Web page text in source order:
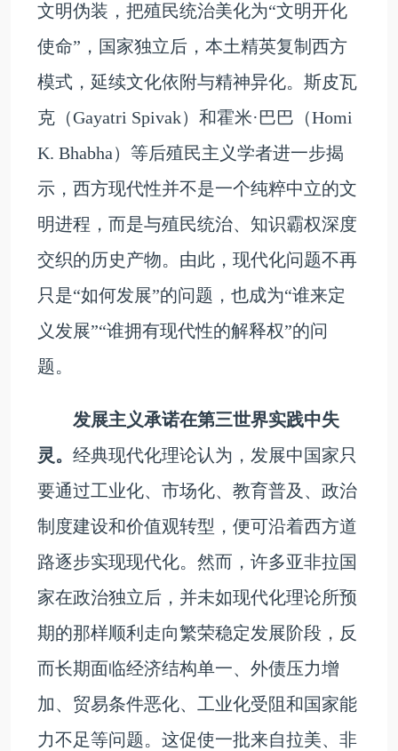
文明伪装，把殖民统治美化为“文明开化
使命”，国家独立后，本土精英复制西方
模式，延续文化依附与精神异化。斯皮瓦
克（Gayatri Spivak）和霍米·巴巴（Homi
K. Bhabha）等后殖民主义学者进一步揭
示，西方现代性并不是一个纯粹中立的文
明进程，而是与殖民统治、知识霸权深度
交织的历史产物。由此，现代化问题不再
只是“如何发展”的问题，也成为“谁来定
义发展”“谁拥有现代性的解释权”的问
题。
发展主义承诺在第三世界实践中失
灵。 经典现代化理论认为，发展中国家只
要通过工业化、市场化、教育普及、政治
制度建设和价值观转型，便可沿着西方道
路逐步实现现代化。然而，许多亚非拉国
家在政治独立后，并未如现代化理论所预
期的那样顺利走向繁荣稳定发展阶段，反
而长期面临经济结构单一、外债压力增
加、贸易条件恶化、工业化受阻和国家能
力不足等问题。这促使一批来自拉美、非